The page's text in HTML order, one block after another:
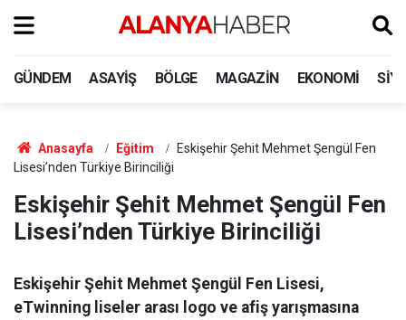
GÜNDEM ASAYIŞ BÖLGE MAGAZIN EKONOMI
Anasayfa Eğitim
Eskişehir Şehit Mehmet Şengül Fen
Lisesi’nden Türkiye Birinciliği
Eskişehir Şehit Mehmet Şengül Fen
Lisesi’nden Türkiye Birinciliği
Eskişehir Şehit Mehmet Şengül Fen Lisesi,
eTwinning liseler arası logo ve afiş yarışmasına